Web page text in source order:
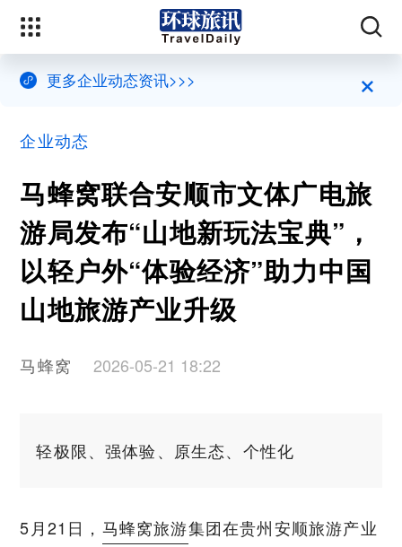
更多企业动态资讯>>> ×
企业动态
马蜂窝联合安顺市文体广电旅
游局发布“山地新玩法宝典”，
以轻户外“体验经济”助力中国
山地旅游产业升级
马蜂窝 2026-05-21 18:22
轻极限、强体验、原生态、个性化
5月21日， 马蜂窝旅游集团在贵州安顺旅游产业